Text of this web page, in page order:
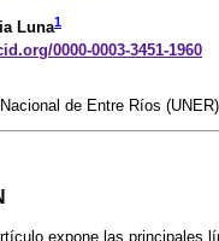
Luna1
0000-0003-3451-1960
de Entre Ríos
expone las principales